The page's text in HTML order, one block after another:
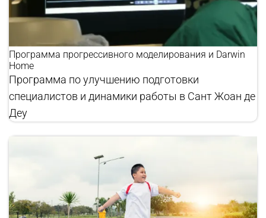
Программа прогрессивного моделирования и Darwin
Home
Программа по улучшению подготовки
специалистов и динамики работы в Сант Жоан де
Деу